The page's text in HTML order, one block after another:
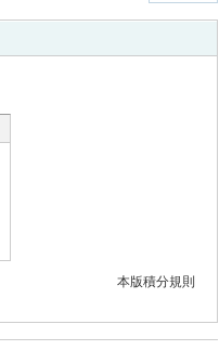
本版積分規則